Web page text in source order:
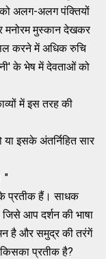
को अलग-अलग पंक्तियों
मनोरम मुस्कान देखकर
करने में अधिक रुचि
के भेष में देवताओं को
में इस तरह की
इसके अंतर्निहित सार
"
प्रतीक हैं। साधक
आप दर्शन की भाषा
है और समुद्र की तरंगें
प्रतीक है?